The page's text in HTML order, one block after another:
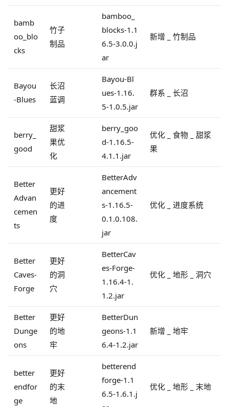
bamb
oo_blo
cks
竹子
制品
bamboo_
blocks-1.1
6.5-3.0.0.j
ar
新增 _ 竹制品
Bayou
-Blues
长沼
蓝调
Bayou-Bl
ues-1.16.
5-1.0.5.jar
群系 _ 长沼
berry_
good
甜浆
果优
化
berry_goo
d-1.16.5-
4.1.1.jar
优化 _ 食物 _ 甜浆
果
Better
Advan
cemen
ts
更好
的进
度
BetterAdv
ancement
s-1.16.5-
0.1.0.108.
jar
优化 _ 进度系统
Better
Caves-
Forge
更好
的洞
穴
BetterCav
es-Forge-
1.16.4-1.
1.2.jar
优化 _ 地形 _ 洞穴
Better
Dunge
ons
更好
的地
牢
BetterDun
geons-1.1
6.4-1.2.jar
新增 _ 地牢
better
endfor
ge
更好
的末
地
betterend
forge-1.1
6.5-1.6.1.j
优化 _ 地形 _ 末地